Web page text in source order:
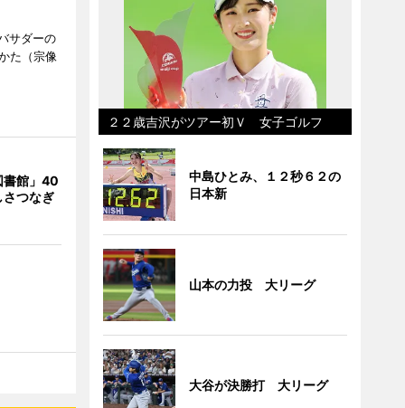
サダーの
た（宗像
書館」40
つなぎ
２２歳吉沢がツアー初Ｖ 女子ゴルフ
中島ひとみ、１２秒６２の
日本新
山本の力投 大リーグ
大谷が決勝打 大リーグ